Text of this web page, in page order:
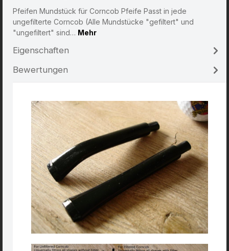
Pfeifen Mundstück für Corncob Pfeife Passt in jede
ungefilterte Corncob (Alle Mundstücke "gefiltert" und
"ungefiltert" sind… Mehr
Eigenschaften
Bewertungen